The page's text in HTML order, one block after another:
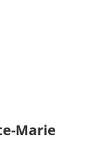
Marie